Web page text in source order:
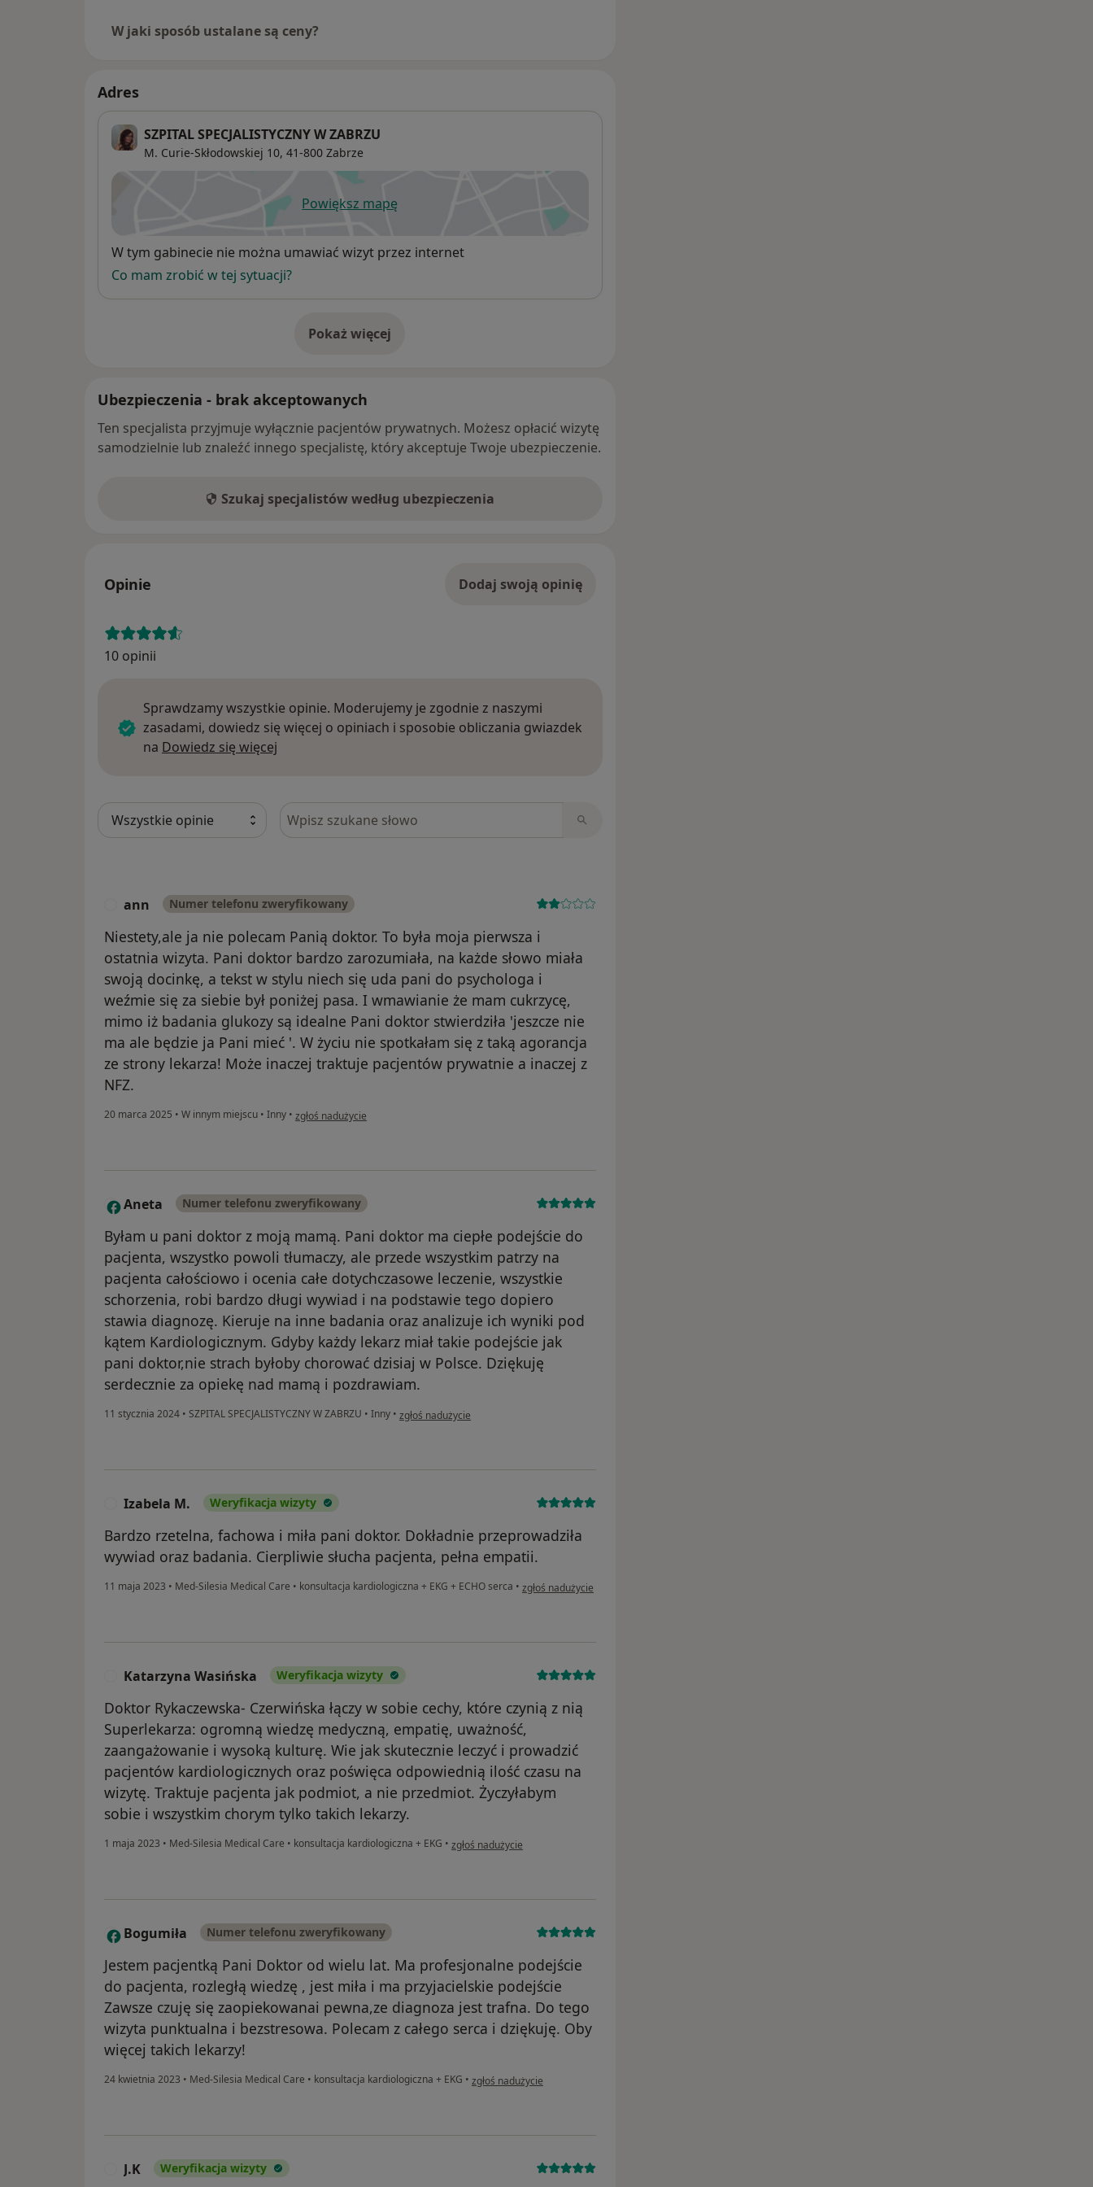
W jaki sposób ustalane są ceny?
Adres
SZPITAL SPECJALISTYCZNY W ZABRZU
M. Curie-Skłodowskiej 10, 41-800 Zabrze
Powiększ mapęotwiera się w nowej karcie
Dostępność
W tym gabinecie nie można umawiać wizyt przez internet
Co mam zrobić w tej sytuacji?
Pokaż więcej
o adresie
Ubezpieczenia - brak akceptowanych
Ten specjalista przyjmuje wyłącznie pacjentów prywatnych. Możesz opłacić wizytę
samodzielnie lub znaleźć innego specjalistę, który akceptuje Twoje ubezpieczenie.
Szukaj specjalistów według ubezpieczenia
Opinie Dodaj swoją opinię
10 opinii
Sprawdzamy wszystkie opinie. Moderujemy je zgodnie z naszymi
zasadami, dowiedz się więcej o opiniach i sposobie obliczania gwiazdek
na Dowiedz się więcej
Szukaj w opiniach
ann Numer telefonu zweryfikowany
Niestety,ale ja nie polecam Panią doktor. To była moja pierwsza i
ostatnia wizyta. Pani doktor bardzo zarozumiała, na każde słowo miała
swoją docinkę, a tekst w stylu niech się uda pani do psychologa i
weźmie się za siebie był poniżej pasa. I wmawianie że mam cukrzycę,
mimo iż badania glukozy są idealne Pani doktor stwierdziła 'jeszcze nie
ma ale będzie ja Pani mieć '. W życiu nie spotkałam się z taką agorancja
ze strony lekarza! Może inaczej traktuje pacjentów prywatnie a inaczej z
NFZ.
20 marca 2025 • W innym miejscu • Inny • w opinii użytkownika ann
zgłoś nadużycie
A Aneta Numer telefonu zweryfikowany
Byłam u pani doktor z moją mamą. Pani doktor ma ciepłe podejście do
pacjenta, wszystko powoli tłumaczy, ale przede wszystkim patrzy na
pacjenta całościowo i ocenia całe dotychczasowe leczenie, wszystkie
schorzenia, robi bardzo długi wywiad i na podstawie tego dopiero
stawia diagnozę. Kieruje na inne badania oraz analizuje ich wyniki pod
kątem Kardiologicznym. Gdyby każdy lekarz miał takie podejście jak
pani doktor,nie strach byłoby chorować dzisiaj w Polsce. Dziękuję
serdecznie za opiekę nad mamą i pozdrawiam.
11 stycznia 2024 • SZPITAL SPECJALISTYCZNY W ZABRZU • Inny • w opinii użytkownika Aneta
zgłoś nadużycie
Izabela M. Weryfikacja wizyty
Bardzo rzetelna, fachowa i miła pani doktor. Dokładnie przeprowadziła
wywiad oraz badania. Cierpliwie słucha pacjenta, pełna empatii.
11 maja 2023 • Med-Silesia Medical Care • konsultacja kardiologiczna + EKG + ECHO serca • w opinii użytkownika Izabela M.
zgłoś nadużycie
Katarzyna Wasińska Weryfikacja wizyty
Doktor Rykaczewska- Czerwińska łączy w sobie cechy, które czynią z nią
Superlekarza: ogromną wiedzę medyczną, empatię, uważność,
zaangażowanie i wysoką kulturę. Wie jak skutecznie leczyć i prowadzić
pacjentów kardiologicznych oraz poświęca odpowiednią ilość czasu na
wizytę. Traktuje pacjenta jak podmiot, a nie przedmiot. Życzyłabym
sobie i wszystkim chorym tylko takich lekarzy.
1 maja 2023 • Med-Silesia Medical Care • konsultacja kardiologiczna + EKG • w opinii użytkownika Katarzyna Wasińska
zgłoś nadużycie
B Bogumiła Numer telefonu zweryfikowany
Jestem pacjentką Pani Doktor od wielu lat. Ma profesjonalne podejście
do pacjenta, rozległą wiedzę , jest miła i ma przyjacielskie podejście
Zawsze czuję się zaopiekowanai pewna,ze diagnoza jest trafna. Do tego
wizyta punktualna i bezstresowa. Polecam z całego serca i dziękuję. Oby
więcej takich lekarzy!
24 kwietnia 2023 • Med-Silesia Medical Care • konsultacja kardiologiczna + EKG • w opinii użytkownika Bogumiła
zgłoś nadużycie
J.K Weryfikacja wizyty